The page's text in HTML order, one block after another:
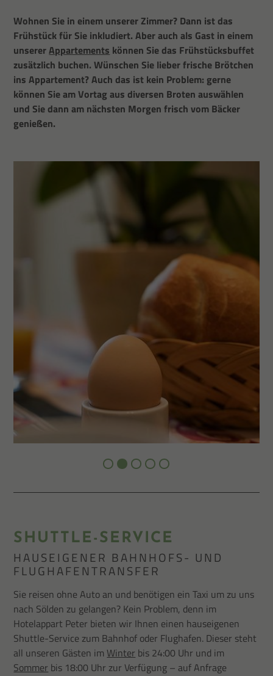
Wohnen Sie in einem unserer Zimmer? Dann ist das
Frühstück für Sie inkludiert. Aber auch als Gast in einem
unsererAppartements können Sie das Frühstücksbuffet
zusätzlich buchen. Wünschen Sie lieber frische Brötchen
ins Appartement? Auch das ist kein Problem: gerne
können Sie am Vortag aus diversen Broten auswählen
und Sie dann am nächsten Morgen frisch vom Bäcker
genießen.
SHUTTLE-SERVICE
HAUSEIGENER BAHNHOFS- UND
FLUGHAFENTRANSFER
Sie reisen ohne Auto an und benötigen ein Taxi um zu uns
nach Sölden zu gelangen? Kein Problem, denn im
Hotelappart Peter bieten wir Ihnen einen hauseigenen
Shuttle-Service zum Bahnhof oder Flughafen. Dieser steht
all unseren Gästen imWinter bis 24:00 Uhr und im
Sommer bis 18:00 Uhr zur Verfügung – auf Anfrage